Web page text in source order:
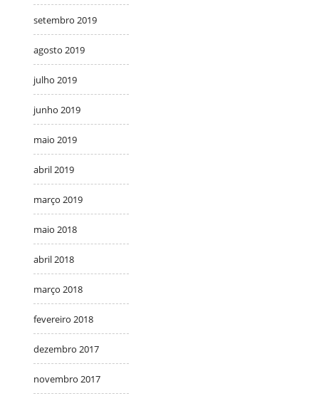
setembro 2019
agosto 2019
julho 2019
junho 2019
maio 2019
abril 2019
março 2019
maio 2018
abril 2018
março 2018
fevereiro 2018
dezembro 2017
novembro 2017